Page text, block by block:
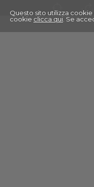
Questo sito utilizza
cookie clicca qui . Se